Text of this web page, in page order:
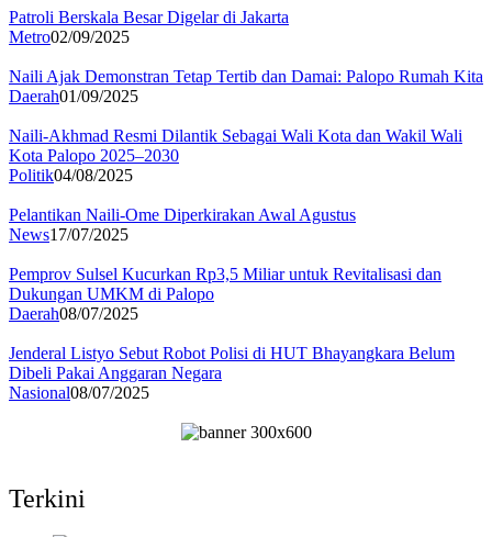
Patroli Berskala Besar Digelar di Jakarta
Metro02/09/2025
Naili Ajak Demonstran Tetap Tertib dan Damai: Palopo Rumah Kita
Daerah01/09/2025
Naili-Akhmad Resmi Dilantik Sebagai Wali Kota dan Wakil Wali
Kota Palopo 2025–2030
Politik04/08/2025
Pelantikan Naili-Ome Diperkirakan Awal Agustus
News17/07/2025
Pemprov Sulsel Kucurkan Rp3,5 Miliar untuk Revitalisasi dan
Dukungan UMKM di Palopo
Daerah08/07/2025
Jenderal Listyo Sebut Robot Polisi di HUT Bhayangkara Belum
Dibeli Pakai Anggaran Negara
Nasional08/07/2025
Terkini